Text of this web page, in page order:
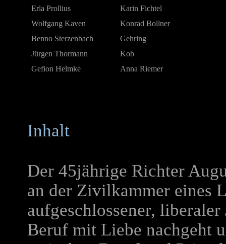
Erla Prollius
Karin Fichtel
Wolfgang Kaven
Konrad Bollner
Benno Sterzenbach
Gehring
Jürgen Thormann
Kob
Gefion Helmke
Anna Riemer
Inhalt
Der 45jährige Richter
an der Zivilkammer eines
aufgeschlossener,
Beruf mit Liebe nachgeht